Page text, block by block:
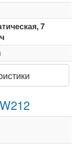
7